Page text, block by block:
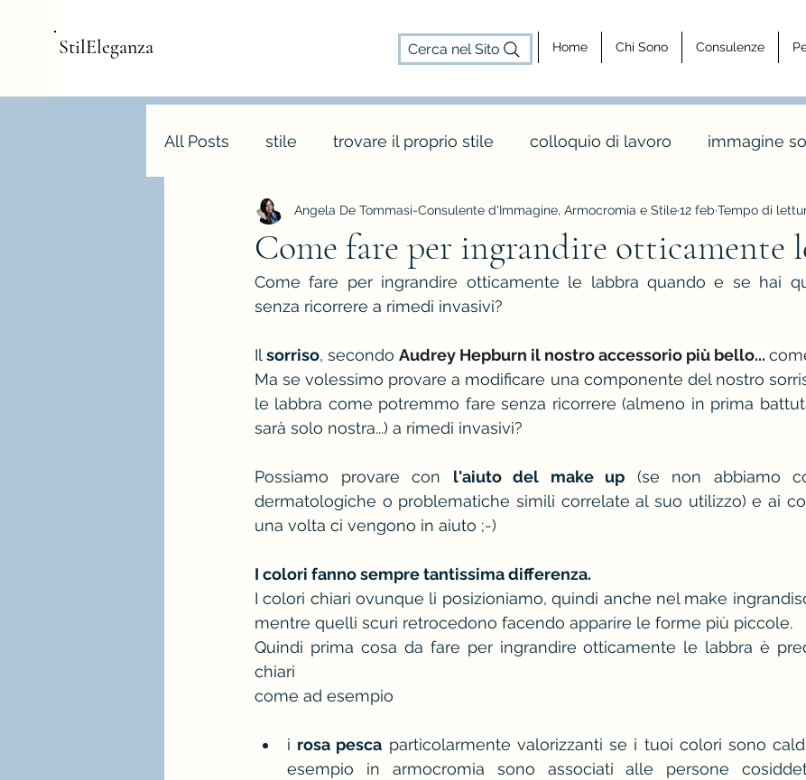
StilEleganza Cerca nel Sito Home Chi Sono Consulenze
All Posts stile trovare il proprio stile colloquio di lavoro immagine
consulenza d'immagine cosa fa un consulente d'immagine
armocromia forme body shapes stagione e palette inverno
stagione e palette autunno colori e abbinamenti di colore vintage e
stagione e palette estate rosso stagione e palette primavera
immagine professionale come vestirsi a una cena aziendale
mindfulness e consulenza d'immagine
Come fare per ingrandire otticamente
Angela De Tommasi-Consulente d'Immagine, Armocromia e Stile12 feb Tempo di
Come fare per ingrandire otticamente le labbra quando e se hai
senza ricorrere a rimedi invasivi?
Il sorriso, secondo Audrey Hepburn il nostro accessorio più bello...
Ma se volessimo provare a modificare una componente del nostro
le labbra come potremmo fare senza ricorrere (almeno in prima
sarà solo nostra...) a rimedi invasivi?
Possiamo provare con l'aiuto del make up (se non abbiamo
dermatologiche o problematiche simili correlate al suo utilizzo) e ai
una volta ci vengono in aiuto ;-)
I colori fanno sempre tantissima differenza.
I colori chiari ovunque li posizioniamo, quindi anche nel make
mentre quelli scuri retrocedono facendo apparire le forme più piccole.
Quindi prima cosa da fare per ingrandire otticamente le labbra è
chiari
come ad esempio
i rosa pesca particolarmente valorizzanti se i tuoi colori sono
esempio in armocromia sono associati alle persone